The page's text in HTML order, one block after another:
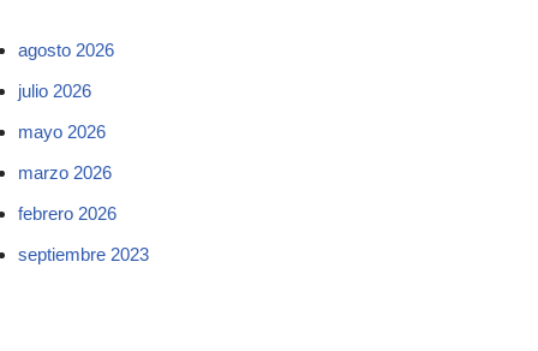
agosto 2026
julio 2026
mayo 2026
marzo 2026
febrero 2026
septiembre 2023